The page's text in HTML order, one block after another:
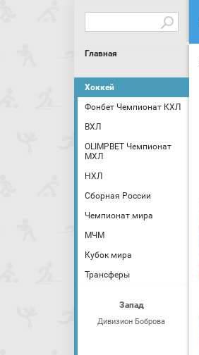
Главная
Хоккей
Фонбет Чемпионат КХЛ
ВХЛ
OLIMPBET Чемпионат
МХЛ
НХЛ
Сборная России
Чемпионат мира
МЧМ
Кубок мира
Трансферы
Запад
Дивизион Боброва